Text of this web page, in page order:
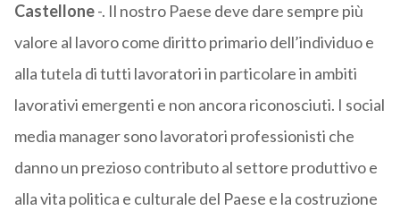
Castellone-. Il nostro Paese deve dare sempre più
valore al lavoro come diritto primario dell’individuo e
alla tutela di tutti lavoratori in particolare in ambiti
lavorativi emergenti e non ancora riconosciuti. I social
media manager sono lavoratori professionisti che
danno un prezioso contributo al settore produttivo e
alla vita politica e culturale del Paese e la costruzione